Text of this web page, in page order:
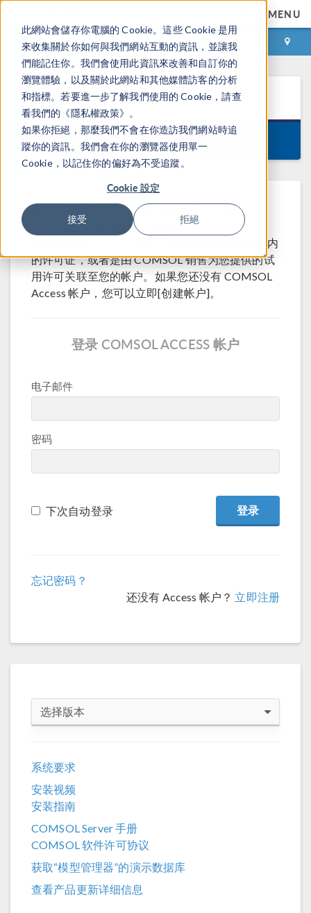
此網站會儲存你電腦的 Cookie。這些 Cookie 是用
來收集關於你如何與我們網站互動的資訊，並讓我
們能記住你。我們會使用此資訊來改善和自訂你的
瀏覽體驗，以及關於此網站和其他媒體訪客的分析
和指標。若要進一步了解我們使用的 Cookie，請查
看我們的《隱私權政策》。
如果你拒絕，那麼我們不會在你造訪我們網站時追
蹤你的資訊。我們會在你的瀏覽器使用單一
Cookie，以記住你的偏好為不受追蹤。
Cookie 設定
接受 拒絕
MENU
登录 咨询与购买
COMSOL6.4
Version 6.4.0.429, May 29, 2026
请登录您的 COMSOL Access 帐户，下载
COMSOL Multiphysics
COMSOL Server™。您将需要将您在维护服务期内
的许可证，或者是由 COMSOL 销售为您提供的试
用许可关联至您的帐户。如果您还没有 COMSOL
Access 帐户，您可以立即[创建帐户]。
登录 COMSOL ACCESS 帐户
电子邮件
密码
下次自动登录
忘记密码？
还没有 Access 帐户？ 立即注册
选择版本
COMSOL 6.3
COMSOL 6.2
COMSOL 6.1
COMSOL 6.0
系统要求
安装视频
安装指南
COMSOL Server 手册
COMSOL 软件许可协议
获取“模型管理器”的演示数据库
查看产品更新详细信息